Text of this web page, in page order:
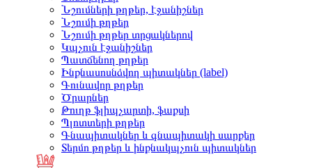
Նշումների թղթեր, էջանիշներ
Նշումի թղթեր
Նշումի թղթեր տրցակներով
Կպչուն էջանիշներ
Պատճենող թղթեր
Ինքնասոսնձվող պիտակներ (label)
Գունավոր թղթեր
Ծրարներ
Թուղթ ֆլիպչարտի, ֆաքսի
Պլոտտերի թղթեր
Գնապիտակներ և գնապիտակի սարքեր
Տերմո թղթեր և ինքնակպչուն պիտակներ